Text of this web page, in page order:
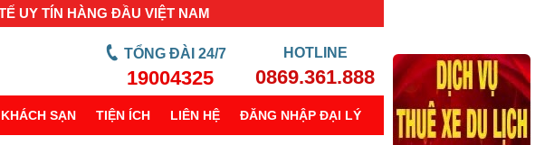
UY TÍN HÀNG ĐẦU VIỆT NAM
TỔNG ĐÀI 24/7
19004325 0869.361.888
KHÁCH SẠN TIỆN ÍCH LIÊN HỆ ĐĂNG NHẬP ĐẠI LÝ